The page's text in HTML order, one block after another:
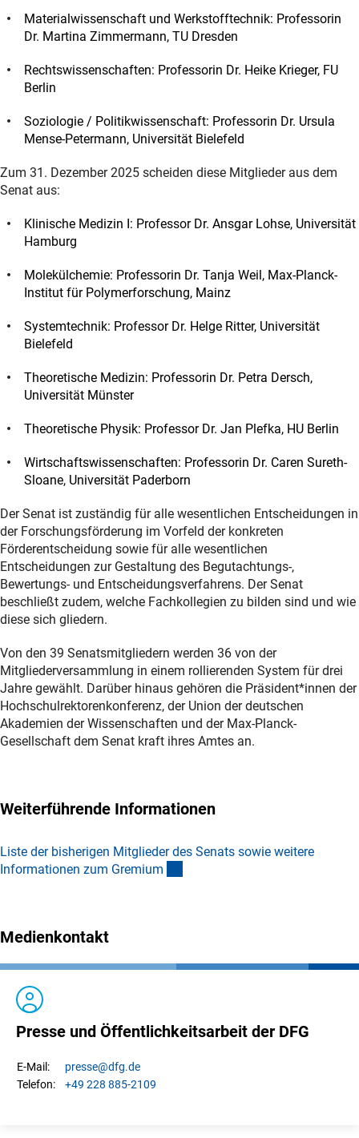
Materialwissenschaft und Werkstofftechnik: Professorin
Dr. Martina Zimmermann, TU Dresden
Rechtswissenschaften: Professorin Dr. Heike Krieger, FU
Berlin
Soziologie / Politikwissenschaft: Professorin Dr. Ursula
Mense-Petermann, Universität Bielefeld
Zum 31. Dezember 2025 scheiden diese Mitglieder aus dem
Senat aus:
Klinische Medizin I: Professor Dr. Ansgar Lohse, Universität
Hamburg
Molekülchemie: Professorin Dr. Tanja Weil, Max-Planck-
Institut für Polymerforschung, Mainz
Systemtechnik: Professor Dr. Helge Ritter, Universität
Bielefeld
Theoretische Medizin: Professorin Dr. Petra Dersch,
Universität Münster
Theoretische Physik: Professor Dr. Jan Plefka, HU Berlin
Wirtschaftswissenschaften: Professorin Dr. Caren Sureth-
Sloane, Universität Paderborn
Der Senat ist zuständig für alle wesentlichen Entscheidungen in
der Forschungsförderung im Vorfeld der konkreten
Förderentscheidung sowie für alle wesentlichen
Entscheidungen zur Gestaltung des Begutachtungs-,
Bewertungs- und Entscheidungsverfahrens. Der Senat
beschließt zudem, welche Fachkollegien zu bilden sind und wie
diese sich gliedern.
Von den 39 Senatsmitgliedern werden 36 von der
Mitgliederversammlung in einem rollierenden System für drei
Jahre gewählt. Darüber hinaus gehören die Präsident*innen der
Hochschulrektorenkonferenz, der Union der deutschen
Akademien der Wissenschaften und der Max-Planck-
Gesellschaft dem Senat kraft ihres Amtes an.
Weiterführende Informationen
Liste der bisherigen Mitglieder des Senats sowie weitere
Informationen zum Gremium
Medienkontakt
Presse und Öffentlichkeitsarbeit der DFG
E-Mail: presse@dfg.de
Telefon:
+49 228 885-2109